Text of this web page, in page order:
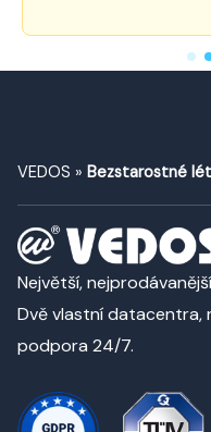
VEDOS » Bezstarostné
Největší,
Dvě vlastní datacentra,
podpora 24/7.